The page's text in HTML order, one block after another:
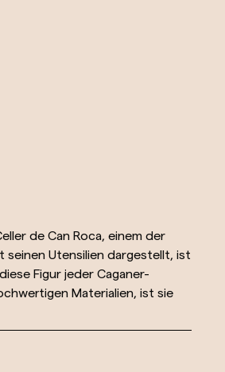
de Can Roca, einem der
seinen Utensilien dargestellt, ist
Figur jeder Caganer-
Materialien, ist sie